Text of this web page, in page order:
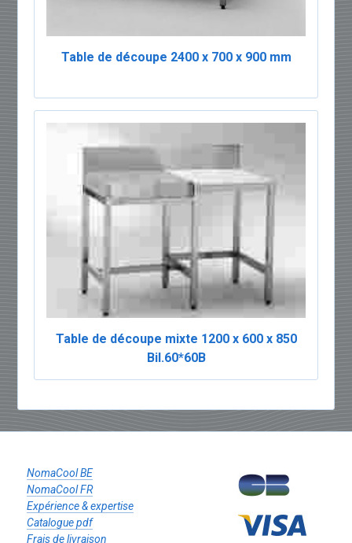
Table de découpe 2400 x 700 x 900 mm
Table de découpe mixte 1200 x 600 x 850
Bil.60*60B
NomaCool BE
NomaCool FR
Expérience & expertise
Catalogue pdf
Frais de livraison